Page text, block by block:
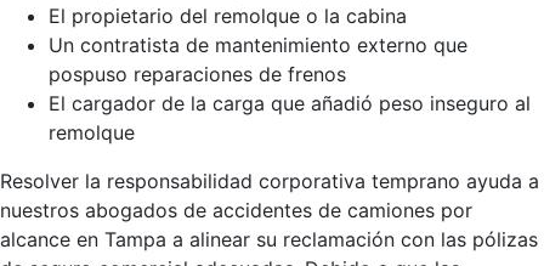
El propietario del remolque o la cabina
Un contratista de mantenimiento externo que
pospuso reparaciones de frenos
El cargador de la carga que añadió peso inseguro al
remolque
Resolver la responsabilidad corporativa temprano ayuda a
nuestros abogados de accidentes de camiones por
alcance en Tampa a alinear su reclamación con las pólizas